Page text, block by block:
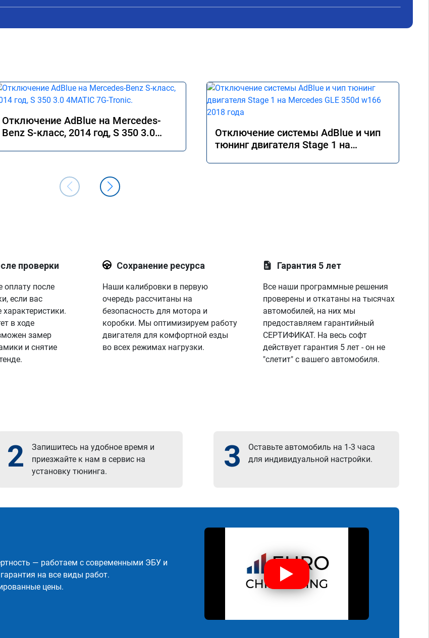
Отключение AdBlue на Mercedes-
Benz S-класс, 2014 год, S 350 3.0
Отключение системы AdBlue и чип
тюнинг двигателя Stage 1 на
проверки
оплату после
если вас
в ходе
замер
и снятие
Сохранение ресурса
Наши калибровки в первую
очередь рассчитаны на
безопасность для мотора и
коробки. Мы оптимизируем работу
двигателя для комфортной езды
во всех режимах нагрузки.
Гарантия 5 лет
Все наши программные решения
проверены и откатаны на тысячах
автомобилей, на них мы
предоставляем гарантийный
СЕРТИФИКАТ. На весь софт
действует гарантия 5 лет - он не
"слетит" с вашего автомобиля.
2
Запишитесь на удобное время и
приезжайте к нам в сервис на
установку тюнинга.
3
Оставьте автомобиль на 1-3 часа
для индивидуальной настройки.
— работаем с современными ЭБУ и
на все виды работ.
цены.